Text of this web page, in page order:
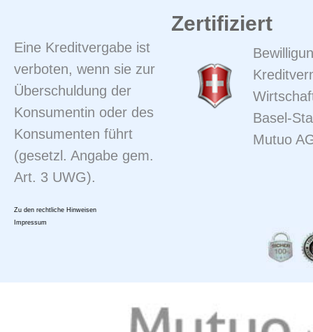
Eine Kreditvergabe ist
verboten, wenn sie zur
Überschuldung der
Konsumentin oder des
Konsumenten führt
(gesetzl. Angabe gem.
Art. 3 UWG).
Zertifiziert
Basel-
Mutuo
Zu den rechtliche Hinweisen
Impressum